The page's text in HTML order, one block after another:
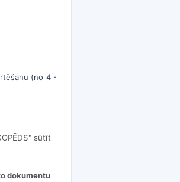
(no 4 -
" sūtīt
dokumentu